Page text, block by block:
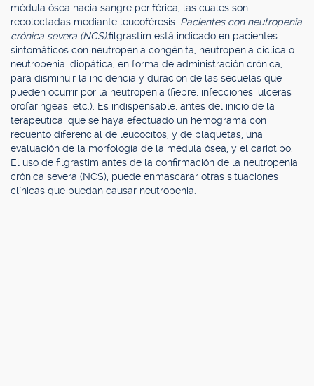
médula ósea hacia sangre periférica, las cuales son
recolectadas mediante leucoféresis. Pacientes con neutropenia
crónica severa (NCS):filgrastim está indicado en pacientes
sintomáticos con neutropenia congénita, neutropenia cíclica o
neutropenia idiopática, en forma de administración crónica,
para disminuir la incidencia y duración de las secuelas que
pueden ocurrir por la neutropenia (fiebre, infecciones, úlceras
orofaríngeas, etc.). Es indispensable, antes del inicio de la
terapéutica, que se haya efectuado un hemograma con
recuento diferencial de leucocitos, y de plaquetas, una
evaluación de la morfología de la médula ósea, y el cariotipo.
El uso de filgrastim antes de la confirmación de la neutropenia
crónica severa (NCS), puede enmascarar otras situaciones
clínicas que puedan causar neutropenia.